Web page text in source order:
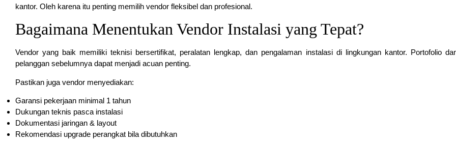
kantor. Oleh karena itu penting memilih vendor fleksibel dan profesional.
Bagaimana Menentukan Vendor Instalasi yang Tepat?
Vendor yang baik memiliki teknisi bersertifikat, peralatan lengkap, dan pengalaman instalasi di lingkungan kantor. Portofolio
pelanggan sebelumnya dapat menjadi acuan penting.
Pastikan juga vendor menyediakan:
Garansi pekerjaan minimal 1 tahun
Dukungan teknis pasca instalasi
Dokumentasi jaringan & layout
Rekomendasi upgrade perangkat bila dibutuhkan